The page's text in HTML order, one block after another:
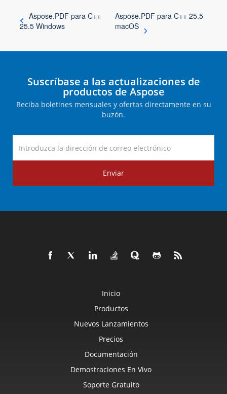
Aspose.PDF para C++
25.5 Windows
Aspose.PDF para C++ 25.5
macOS
Suscríbase a las actualizaciones de
productos de Aspose
Reciba boletines mensuales y ofertas directamente en su
buzón.
Enviar
Inicio
Productos
Nuevos Lanzamientos
Precios
Documentación
Demostraciones En Vivo
Soporte Gratuito